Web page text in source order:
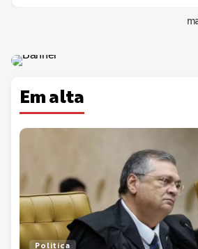
Em alta
Politica